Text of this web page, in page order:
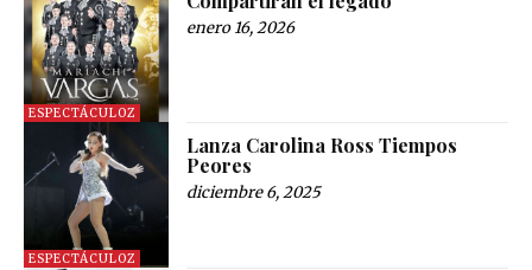
ESPECTÁCULOZ
enero 16, 2026
ESPECTÁCULOZ
Lanza Carolina Ross Tiempos
Peores
diciembre 6, 2025